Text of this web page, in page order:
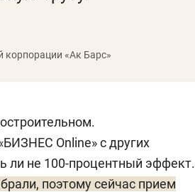
корпорации «Ак Барс»
Online» с других
ли не 100-процентный эффект.
поэтому сейчас прием